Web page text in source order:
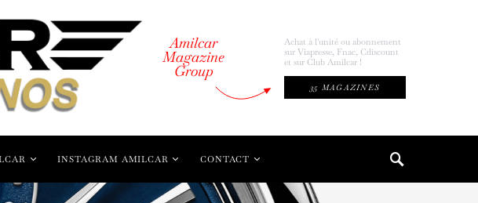
Amilcar
Magazine
Group
Achat à l'unité ou abonnement
sur Viapresse, Fnac, Cdiscount
et sur Club Amilcar !
35 MAGAZINES
INSTAGRAM AMILCAR CONTACT